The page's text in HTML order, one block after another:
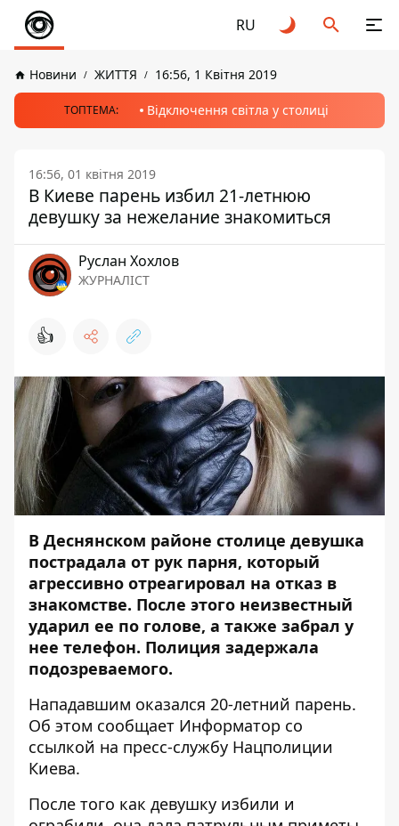
RU
Новини ЖИТТЯ 16:56, 1 Квітня 2019
ТОПТЕМА: Відключення світла у столиці
16:56, 01 квітня 2019
В Киеве парень избил 21-летнюю
девушку за нежелание знакомиться
Руслан Хохлов
ЖУРНАЛІСТ
👍
В Деснянском районе столице девушка
пострадала от рук парня, который
агрессивно отреагировал на отказ в
знакомстве. После этого неизвестный
ударил ее по голове, а также забрал у
нее телефон. Полиция задержала
подозреваемого.
Нападавшим оказался 20-летний парень.
Об этом сообщает Информатор со
ссылкой на пресс-службу Нацполиции
Киева.
После того как девушку избили и